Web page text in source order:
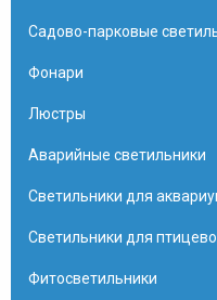
Садово-парковые
Фонари
Люстры
Аварийные светильники
Светильники для
Светильники для
Фитосветильники